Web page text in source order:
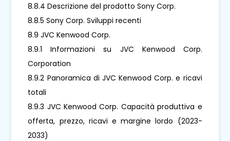
8.8.4 Descrizione del prodotto Sony Corp.
8.8.5 Sony Corp. Sviluppi recenti
8.9 JVC Kenwood Corp.
8.9.1 Informazioni su JVC Kenwood Corp.
Corporation
8.9.2 Panoramica di JVC Kenwood Corp. e ricavi
totali
8.9.3 JVC Kenwood Corp. Capacità produttiva e
offerta, prezzo, ricavi e margine lordo (2023-
2033)